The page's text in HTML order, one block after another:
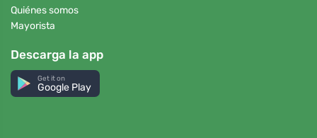
Quiénes somos
Mayorista
Descarga la app
Get it on
Google Play